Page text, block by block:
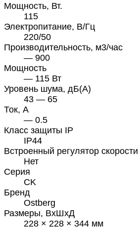
Мощность, Вт.
115
Электропитание, В/Гц
220/50
Производительность, м3/час
— 900
Мощность
— 115 Вт
Уровень шума, дБ(А)
43 — 65
Ток, А
— 0.5
Класс защиты IP
IP44
Встроенный регулятор скорости
Нет
Серия
CK
Бренд
Ostberg
Размеры, ВхШхД
228 × 228 × 344 мм